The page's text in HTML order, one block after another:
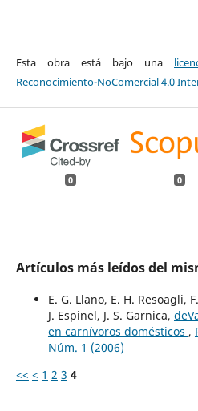
Esta obra está bajo una
Reconocimiento-NoComercial 4.0
0 0
Artículos más leídos del
E. G. Llano, E. H. Resoagli,
J. Espinel, J. S. Garnica,
en carnívoros domésticos ,
Núm. 1 (2006)
<< < 1 2 3 4